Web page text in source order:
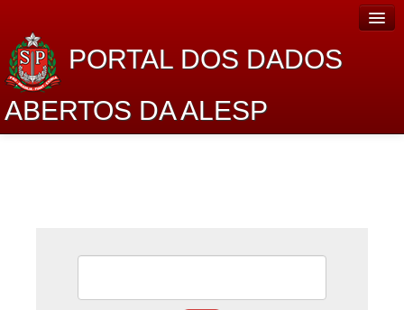
PORTAL DOS DADOS
ABERTOS DA ALESP
Lei de Acesso à Informação